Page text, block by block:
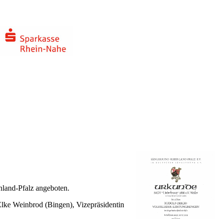
Pfalz angeboten.
Weinbrod (Bingen), Vizepräsidentin